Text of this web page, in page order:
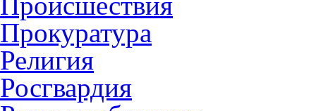
Прокуратура
Религия
Росгвардия